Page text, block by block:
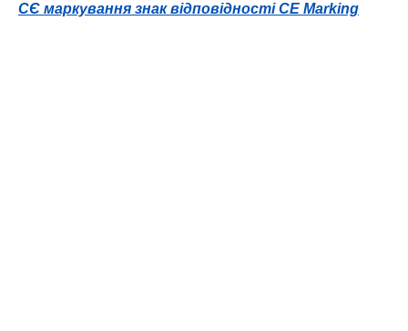
CЄ маркування знак відповідності CE Marking